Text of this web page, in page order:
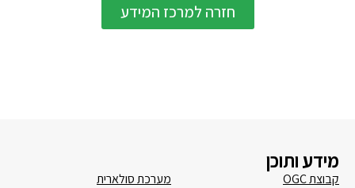
חזרה למרכז המידע
מידע ותוכן
קבוצת OGC
מערכת סולארית